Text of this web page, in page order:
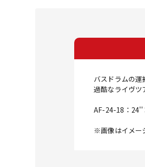
バスドラムの運
過酷なライヴツ
AF-24-18：
※画像はイメー